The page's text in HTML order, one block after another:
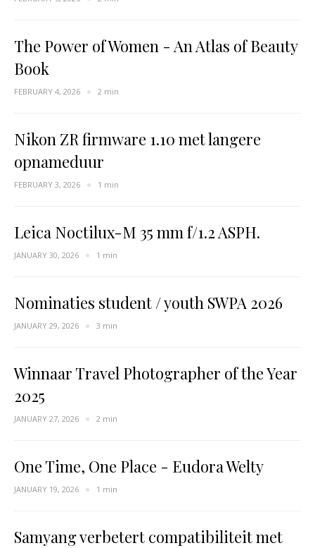
The Power of Women - An Atlas of Beauty
Book
FEBRUARY 4, 2026 2 min
Nikon ZR firmware 1.10 met langere
opnameduur
FEBRUARY 3, 2026 1 min
Leica Noctilux-M 35 mm f/1.2 ASPH.
JANUARY 30, 2026 1 min
Nominaties student / youth SWPA 2026
JANUARY 29, 2026 3 min
Winnaar Travel Photographer of the Year
2025
JANUARY 27, 2026 2 min
One Time, One Place - Eudora Welty
JANUARY 19, 2026 1 min
Samyang verbetert compatibiliteit met